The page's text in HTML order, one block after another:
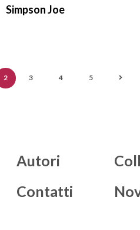
Simpson Joe
2 3 4 5
Autori
Contatti